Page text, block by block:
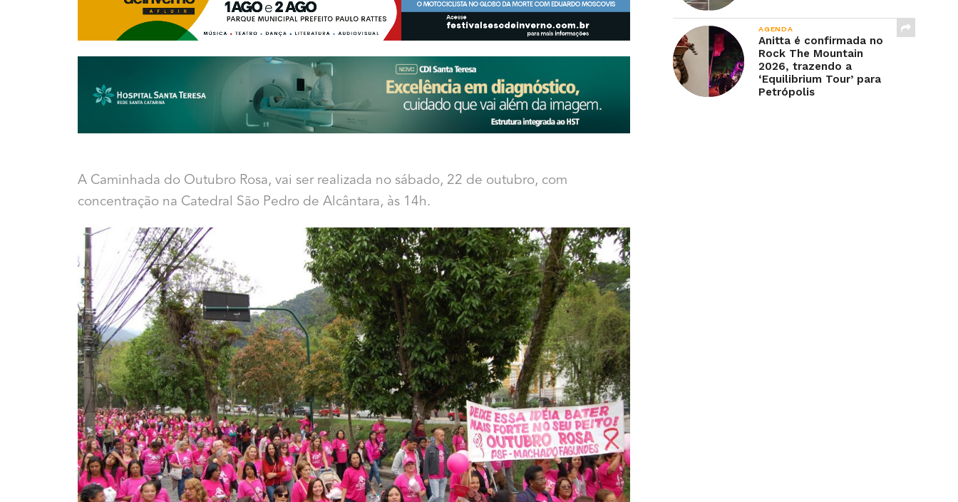
A Caminhada do Outubro Rosa, vai ser realizada no sábado, 22 de outubro, com
concentração na Catedral São Pedro de Alcântara, às 14h.
AGENDA
Anitta é confirmada no
Rock The Mountain
2026, trazendo a
‘Equilibrium Tour’ para
Petrópolis